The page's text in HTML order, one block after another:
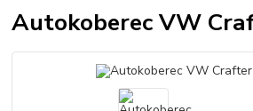
Autokoberec VW